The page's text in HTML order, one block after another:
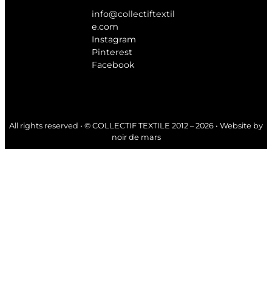
info@collectiftextil
e.com
Instagram
Pinterest
Facebook
All rights reserved • © COLLECTIF TEXTILE 2012 – 2026 • Website by
noir de mars